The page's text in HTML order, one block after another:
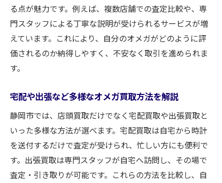
る点が魅力です。例えば、複数店舗での査定比較や、専
門スタッフによる丁寧な説明が受けられるサービスが増
えています。これにより、自分のオメガがどのように評
価されるのか納得しやすく、不安なく取引を進められま
す。
宅配や出張など多様なオメガ買取方法を解説
静岡市では、店頭買取だけでなく宅配買取や出張買取と
いった多様な方法が選べます。宅配買取は自宅から時計
を送付するだけで査定が受けられ、忙しい方にも便利で
す。出張買取は専門スタッフが自宅へ訪問し、その場で
査定・引き取りが可能です。これらの方法を比較し、自